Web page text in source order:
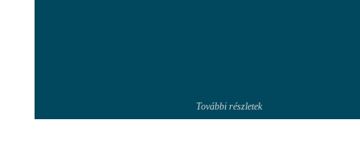
További részletek